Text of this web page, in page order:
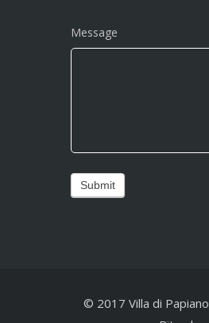
Message
Submit
© 2017 Villa di Papiano